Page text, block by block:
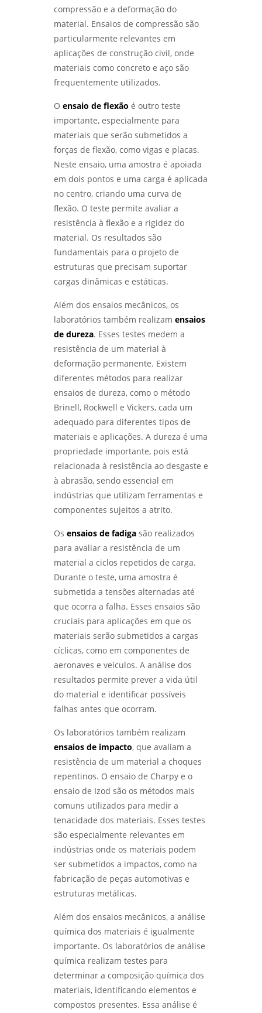
DESCUBRA OS MELHORES LABORATÓRIOS DE
ENSAIOS MECÂNICOS EM SP - LABMETAL
ANÁLISE DE FALHAS EM MÁQUINAS:
IDENTIFIQUE E SOLUCIONE PROBLEMAS
COMO ESCOLHER O MELHOR LABORATÓRIO DE
LABMETAL
COMO ESCOLHER UM LABORATÓRIO DE
ENSAIOS MECÂNICOS E MATERIAIS EFICIENTES
- LABMETAL
SERVIÇO DE QUALIFICAÇÃO DE SOLDADOR
PARA AUMENTAR SUAS OPORTUNIDADES
PROFISSIONAIS - LABMETAL
INSPETOR DE SOLDA QUALIFICAÇÃO: COMO SE
TORNAR UM PROFISSIONAL RECONHECIDO NA
ÁREA - LABMETAL
ENSAIOS MECÂNICOS: COMO GARANTIR A
UTILIZADOS - LABMETAL
ENSAIOS MECÂNICOS DE MATERIAIS
METÁLICOS: DESCUBRA SUA IMPORTÂNCIA E
APLICAÇÕES PRÁTICAS - LABMETAL
ANÁLISE DE FALHAS EM EQUIPAMENTOS:
COMO IDENTIFICAR E SOLUCIONAR
PROBLEMAS EFICAZMENTE - LABMETAL
ENSAIO DE CORROSÃO: COMO GARANTIR A
DURABILIDADE DOS MATERIAIS EM
AMBIENTES DESAFIADORES - LABMETAL
ENSAIOS MECÂNICOS E METALÚRGICOS:
COMO GARANTIR A QUALIDADE DOS
MATERIAIS NA INDÚSTRIA - LABMETAL
SUA IMPORTÂNCIA E APLICAÇÕES NA
INSPEÇÃO DE SOLDA: COMO GARANTIR A
QUALIDADE E SEGURANÇA EM PROJETOS DE
SOLDAGEM - LABMETAL
LABORATÓRIO DE ANÁLISE QUÍMICA: COMO
ESCOLHER O MELHOR PARA SUAS
NECESSIDADES - LABMETAL
COMO GARANTIR A QUALIFICAÇÃO DE
SOLDADORES PARA MELHORES PRÁTICAS
INDUSTRIAIS - LABMETAL
ENTENDA TUDO SOBRE ENSAIO DE CORROSÃO
INDUSTRIAIS - LABMETAL
ANÁLISE DE QUEBRA DE PARAFUSOS:
ENTENDA AS CAUSAS E SOLUÇÕES -
LABMETAL
ANÁLISE DO TIPO DE QUEBRA: ENTENDA SEUS
IMPACTOS E REPERCUSSÕES - LABMETAL
compressão e a deformação do
material. Ensaios de compressão são
particularmente relevantes em
aplicações de construção civil, onde
materiais como concreto e aço são
frequentemente utilizados.
O ensaio de flexão é outro teste
importante, especialmente para
materiais que serão submetidos a
forças de flexão, como vigas e placas.
Neste ensaio, uma amostra é apoiada
em dois pontos e uma carga é aplicada
no centro, criando uma curva de
flexão. O teste permite avaliar a
resistência à flexão e a rigidez do
material. Os resultados são
fundamentais para o projeto de
estruturas que precisam suportar
cargas dinâmicas e estáticas.
Além dos ensaios mecânicos, os
laboratórios também realizam ensaios
de dureza. Esses testes medem a
resistência de um material à
deformação permanente. Existem
diferentes métodos para realizar
ensaios de dureza, como o método
Brinell, Rockwell e Vickers, cada um
adequado para diferentes tipos de
materiais e aplicações. A dureza é uma
propriedade importante, pois está
relacionada à resistência ao desgaste e
à abrasão, sendo essencial em
indústrias que utilizam ferramentas e
componentes sujeitos a atrito.
Os ensaios de fadigasão realizados
para avaliar a resistência de um
material a ciclos repetidos de carga.
Durante o teste, uma amostra é
submetida a tensões alternadas até
que ocorra a falha. Esses ensaios são
cruciais para aplicações em que os
materiais serão submetidos a cargas
cíclicas, como em componentes de
aeronaves e veículos. A análise dos
resultados permite prever a vida útil
do material e identificar possíveis
falhas antes que ocorram.
Os laboratórios também realizam
ensaios de impacto, que avaliam a
resistência de um material a choques
repentinos. O ensaio de Charpy e o
ensaio de Izod são os métodos mais
comuns utilizados para medir a
tenacidade dos materiais. Esses testes
são especialmente relevantes em
indústrias onde os materiais podem
ser submetidos a impactos, como na
fabricação de peças automotivas e
estruturas metálicas.
Além dos ensaios mecânicos, a análise
química dos materiais é igualmente
importante. Os laboratórios de análise
química realizam testes para
determinar a composição química dos
materiais, identificando elementos e
compostos presentes. Essa análise é